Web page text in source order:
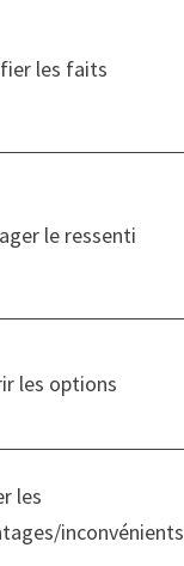
les faits
le ressenti
les options
les
inconvénients